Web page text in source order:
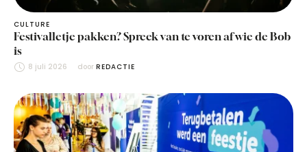
CULTURE
Festivalletje pakken? Spreek van te voren af wie de Bob
is
8 juli 2026 door REDACTIE